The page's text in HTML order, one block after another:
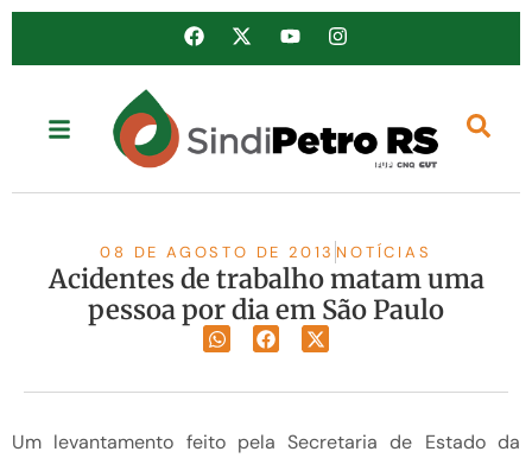
08 DE AGOSTO DE 2013 NOTÍCIAS
Acidentes de trabalho matam uma
pessoa por dia em São Paulo
Um levantamento feito pela Secretaria de Estado da